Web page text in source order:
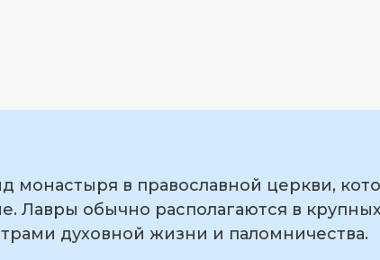
монастыря в православной церкви,
Лавры обычно располагаются в
духовной жизни и паломничества.